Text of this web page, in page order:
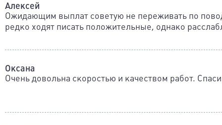
Алексей
Ожидающим выплат советую не переживать по
редко ходят писать положительные, однако
Оксана
Очень довольна скоростью и качеством работ.